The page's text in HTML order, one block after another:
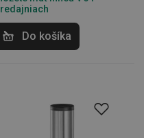
Do košíka